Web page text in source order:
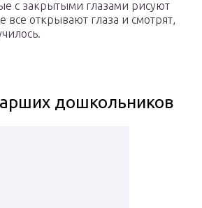
с закрытыми глазами рисуют
все открывают глаза и смотрят,
дошкольников